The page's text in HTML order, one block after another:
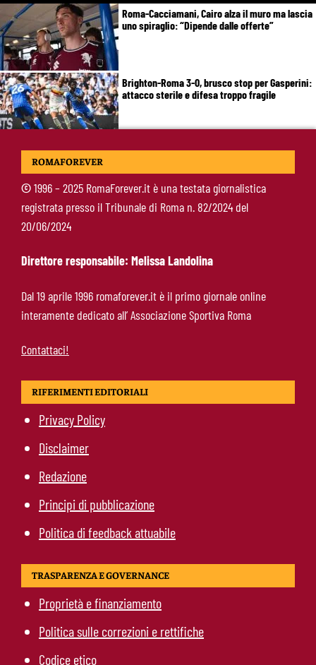
Roma-Cacciamani, Cairo alza il muro ma lascia
uno spiraglio: “Dipende dalle offerte”
Brighton-Roma 3-0, brusco stop per Gasperini:
attacco sterile e difesa troppo fragile
McKennie sorprende tutti: “Il mio idolo era
Molina-Roma, arrivo oggi: il passaporto può
sbloccare un altro colpo
ROMAFOREVER
©1996 – 2025 RomaForever.it è una testata giornalistica
registrata presso il Tribunale di Roma n. 82/2024 del
20/06/2024
Direttore responsabile: Melissa Landolina
Dal 19 aprile 1996 romaforever.it è il primo giornale online
interamente dedicato all’ Associazione Sportiva Roma
Contattaci!
RIFERIMENTI EDITORIALI
Privacy Policy
Disclaimer
Redazione
Principi di pubblicazione
Politica di feedback attuabile
TRASPARENZA E GOVERNANCE
Proprietà e finanziamento
Politica sulle correzioni e rettifiche
Codice etico